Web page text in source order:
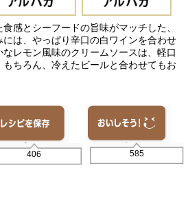
感とシーフードの旨味がマッチした、
には、やっぱり辛口の白ワインを合わせ
レモン風味のクリームソースは、軽口
ちろん、冷えたビールと合わせてもお
406 585